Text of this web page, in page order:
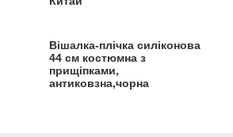
Вішалка-плічка силіконова
44 см костюмна з
прищіпками,
антиковзна,чорна